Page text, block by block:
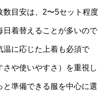
目安は、2〜5セット程度
日着替えることが多いので
温に応じた上着も必須で
や使いやすさ）を重視し
準備できる服を中心に選